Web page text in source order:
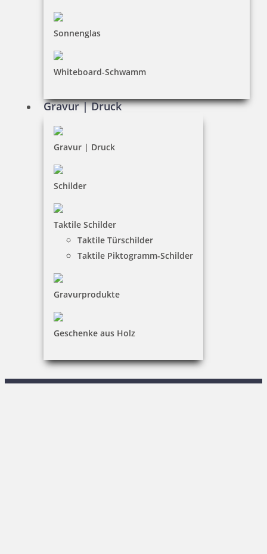
Sonnenglas
Whiteboard-Schwamm
Gravur | Druck
Gravur | Druck
Schilder
Taktile Schilder
Taktile Türschilder
Taktile Piktogramm-Schilder
Gravurprodukte
Geschenke aus Holz
INFORMATIONEN
Impressum
Widerruf
Barrierefreiheit
Vertrag widerrufen
Mein Konto
KONTAKT
Stempel & Schilder Rudolf Schmorrde GmbH & Co. KG
03585 / 86 78-0